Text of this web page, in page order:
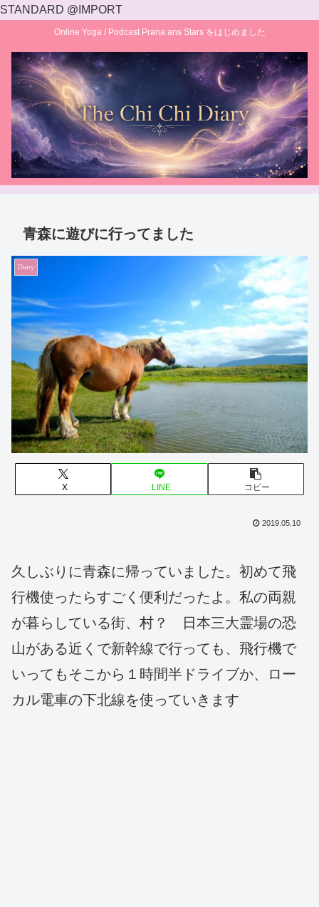
STANDARD @IMPORT
Online Yoga / Podcast Prana ans Stars をはじめました
青森に遊びに行ってました
Diary
X LINE コピー
2019.05.10
久しぶりに青森に帰っていました。初めて飛
行機使ったらすごく便利だったよ。私の両親
が暮らしている街、村？ 日本三大霊場の恐
山がある近くで新幹線で行っても、飛行機で
いってもそこから１時間半ドライブか、ロー
カル電車の下北線を使っていきます